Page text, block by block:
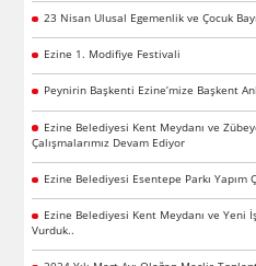
23 Nisan Ulusal Egemenlik ve Çocuk
Ezine 1. Modifiye Festivali
Peynirin Başkenti Ezine’mize Başkent
Ezine Belediyesi Kent Meydanı ve
Çalışmalarımız Devam Ediyor
Ezine Belediyesi Esentepe Parkı Yapım
Ezine Belediyesi Kent Meydanı ve Yeni
Vurduk..